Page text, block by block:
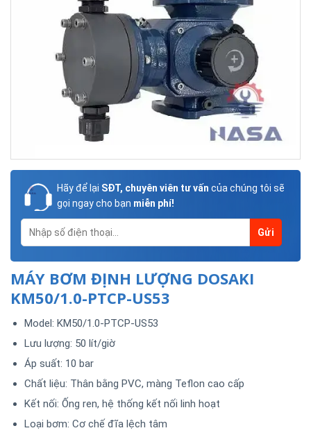
Hãy để lại SĐT, chuyên viên tư vấn của chúng tôi sẽ
gọi ngay cho bạn miễn phí!
MÁY BƠM ĐỊNH LƯỢNG DOSAKI
KM50/1.0-PTCP-US53
Model: KM50/1.0-PTCP-US53
Lưu lượng: 50 lít/giờ
Áp suất: 10 bar
Chất liệu: Thân bằng PVC, màng Teflon cao cấp
Kết nối: Ống ren, hệ thống kết nối linh hoạt
Loại bơm: Cơ chế đĩa lệch tâm